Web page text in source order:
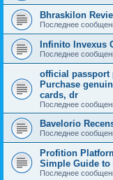
Bhraskilon
Последнее
Infinito Invexus
Последнее
official passport
Purchase
cards, dr
Последнее
Bavelorio
Последнее
Profition
Simple Guide to
Последнее